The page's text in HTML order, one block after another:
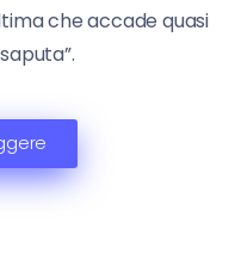
che accade quasi